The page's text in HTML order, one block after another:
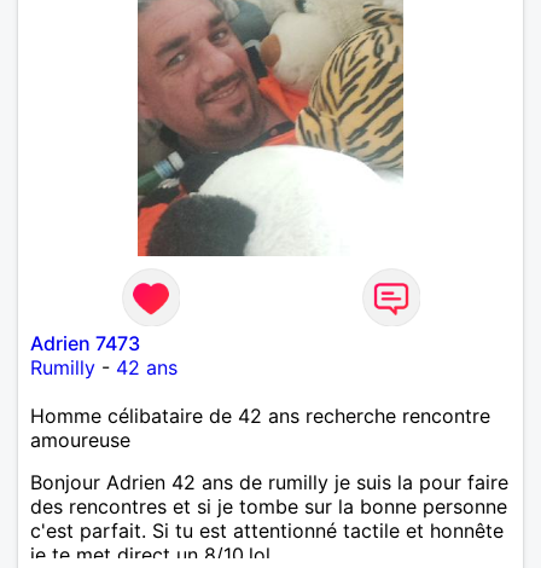
Adrien 7473
Rumilly - 42 ans
Homme célibataire de 42 ans recherche rencontre
amoureuse
Bonjour Adrien 42 ans de rumilly je suis la pour faire
des rencontres et si je tombe sur la bonne personne
c'est parfait. Si tu est attentionné tactile et honnête
je te met direct un 8/10.lol